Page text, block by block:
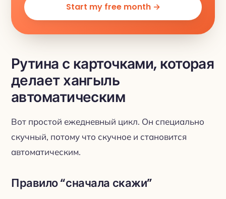
Start my free month →
Рутина с карточками, которая
делает хангыль
автоматическим
Вот простой ежедневный цикл. Он специально
скучный, потому что скучное и становится
автоматическим.
Правило “сначала скажи”